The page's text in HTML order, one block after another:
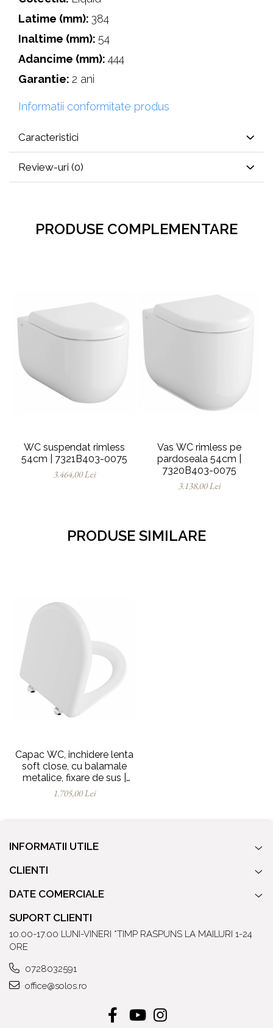
Latime (mm): 384
Inaltime (mm): 54
Adancime (mm): 444
Garantie: 2 ani
Informatii conformitate produs
Caracteristici
Review-uri (0)
PRODUSE COMPLEMENTARE
WC suspendat rimless
54cm | 7321B403-0075
3.464,00 Lei
Vas WC rimless pe
pardoseala 54cm |
7320B403-0075
3.138,00 Lei
PRODUSE SIMILARE
Capac WC, inchidere lenta
soft close, cu balamale
metalice, fixare de sus |
137-003-009
1.705,00 Lei
INFORMATII UTILE
CLIENTI
DATE COMERCIALE
SUPORT CLIENTI
10.00-17.00 LUNI-VINERI *TIMP RASPUNS LA MAILURI 1-24
ORE
0728032591
office@solos.ro